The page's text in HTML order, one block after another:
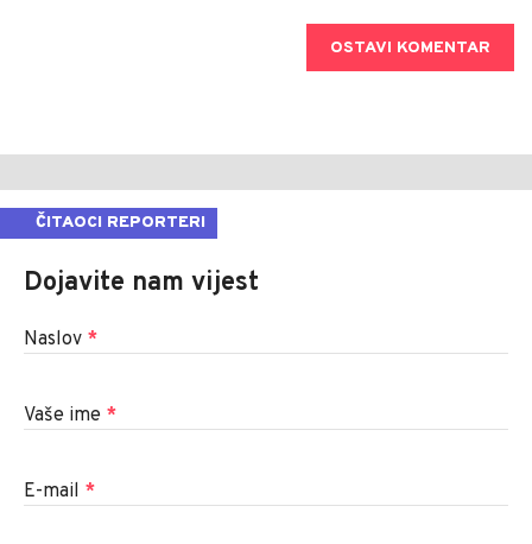
OSTAVI KOMENTAR
ČITAOCI REPORTERI
Dojavite nam vijest
Naslov *
Vaše ime *
E-mail *